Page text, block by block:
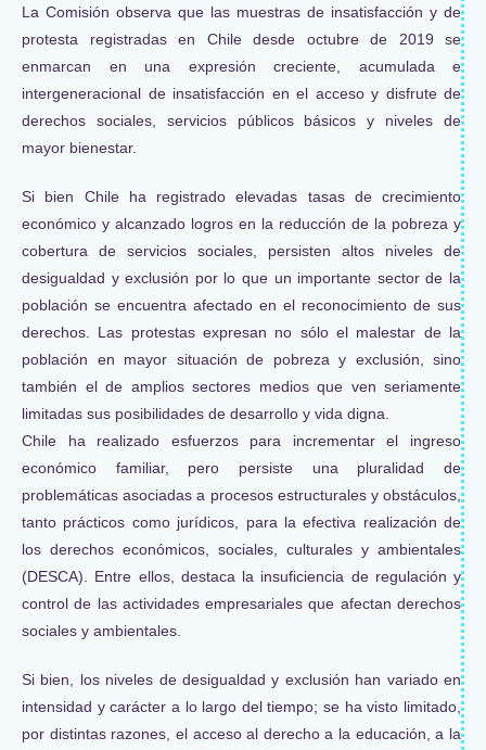
La Comisión observa que las muestras de insatisfacción y de
protesta registradas en Chile desde octubre de 2019 se
enmarcan en una expresión creciente, acumulada e
intergeneracional de insatisfacción en el acceso y disfrute de
derechos sociales, servicios públicos básicos y niveles de
mayor bienestar.
Si bien Chile ha registrado elevadas tasas de crecimiento
económico y alcanzado logros en la reducción de la pobreza y
cobertura de servicios sociales, persisten altos niveles de
desigualdad y exclusión por lo que un importante sector de la
población se encuentra afectado en el reconocimiento de sus
derechos. Las protestas expresan no sólo el malestar de la
población en mayor situación de pobreza y exclusión, sino
también el de amplios sectores medios que ven seriamente
limitadas sus posibilidades de desarrollo y vida digna.
Chile ha realizado esfuerzos para incrementar el ingreso
económico familiar, pero persiste una pluralidad de
problemáticas asociadas a procesos estructurales y obstáculos,
tanto prácticos como jurídicos, para la efectiva realización de
los derechos económicos, sociales, culturales y ambientales
(DESCA). Entre ellos, destaca la insuficiencia de regulación y
control de las actividades empresariales que afectan derechos
sociales y ambientales.
Si bien, los niveles de desigualdad y exclusión han variado en
intensidad y carácter a lo largo del tiempo; se ha visto limitado,
por distintas razones, el acceso al derecho a la educación, a la